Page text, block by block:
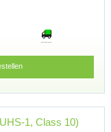
1, Class 10)